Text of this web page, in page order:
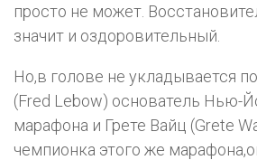
просто не может.
значит и оздоровительный.
Но,в голове не укладывается
(Fred Lebow) основатель Нью-
марафона и Грете Вайц (Grete
чемпионка этого же